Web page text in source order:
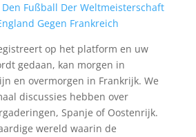
Fußball Der Weltmeisterschaft
Gegen Frankreich
op het platform en uw
gedaan, kan morgen in
en overmorgen in Frankrijk. We
discussies hebben over
Spanje of Oostenrijk.
wereld waarin de